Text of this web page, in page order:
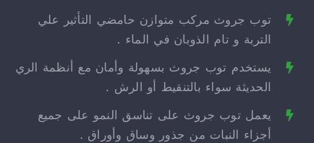
توب جروث مركب متوازن حامضي التأثير علي
التربة و تام الذوبان في الماء .
يستخدم توب جروث بسهولة وأمان مع أنظمة الري
الحديثة سواء بالتنقيط أو الرش .
يعمل توب جروث على تناسق النمو على جميع
أجزاء النبات من جذور وساق وأوراق .